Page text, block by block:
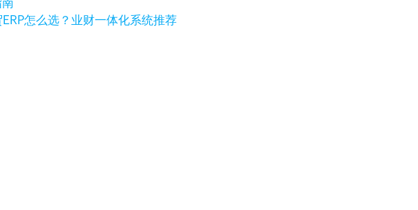
怎么选？业财一体化系统推荐